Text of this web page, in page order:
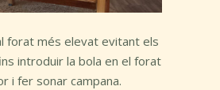
forat més elevat evitant els
introduir la bola en el forat
i fer sonar campana.